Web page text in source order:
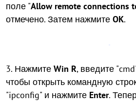
поле "Allow remote connections
отмечено. Затем нажмите OK.
3. Нажмите Win R, введите
чтобы открыть командную
"ipconfig" и нажмите Enter.